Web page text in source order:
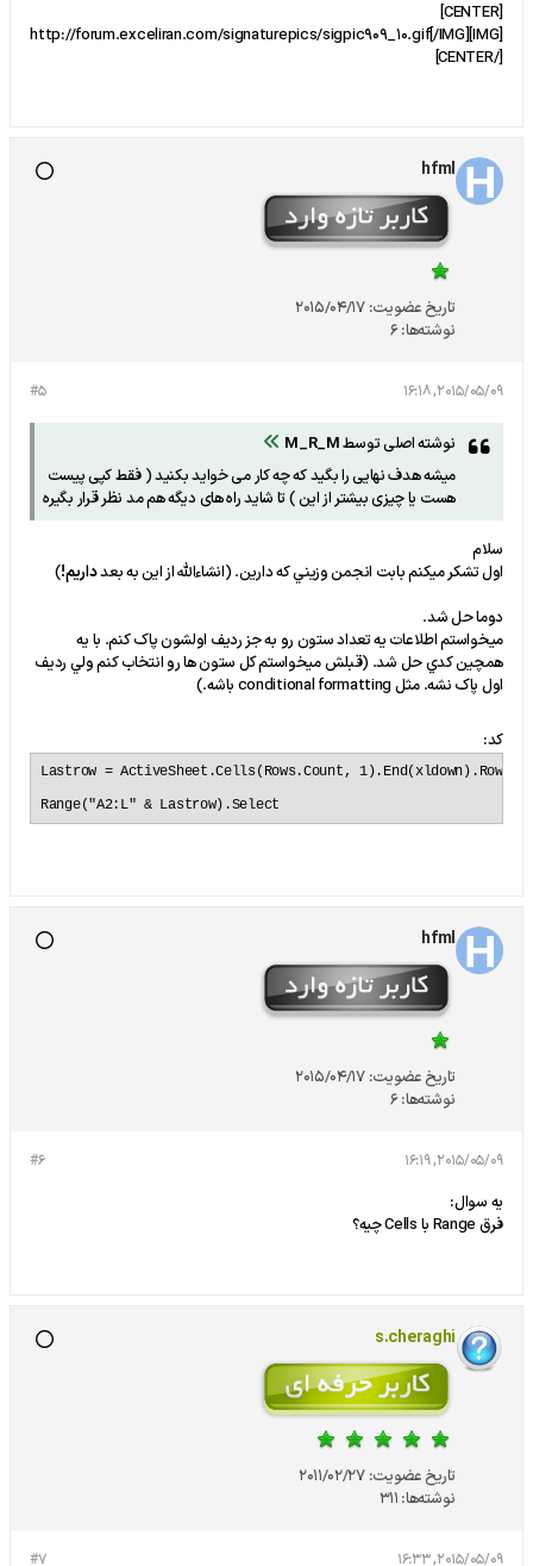
[CENTER]
[IMG]http://forum.exceliran.com/signaturepics/sigpic909_10.gif[/IMG]
[/CENTER]
hfml
تاریخ عضویت: 2015/04/17
نوشته‌ها: 6
#5 2015/05/09, 16:18
نوشته اصلی توسطM_R_M
میشه هدف نهایی را بگید که چه کار می خواید بکنید ( فقط کپی پیست
هست یا چیزی بیشتر از این ) تا شاید راه های دیگه هم مد نظر قرار بگیره
سلام
اول تشکر ميکنم بابت انجمن وزيني که دارين. (انشاءالله از اين به بعدداريم!)
دوما حل شد.
ميخواستم اطلاعات يه تعداد ستون رو به جز رديف اولشون پاک کنم. با يه
همچين کدي حل شد. (قبلش ميخواستم کل ستون ها رو انتخاب کنم ولي رديف
اول پاک نشه. مثل conditional formatting باشه.)
کد:
Lastrow = ActiveSheet.Cells(Rows.Count, 1).End(xldown).Row
Range("A2:L" & Lastrow).Select
hfml
تاریخ عضویت: 2015/04/17
نوشته‌ها: 6
#6 2015/05/09, 16:19
يه سوال:
فرق Range با Cells چيه؟
s.cheraghi
تاریخ عضویت: 2011/02/27
نوشته‌ها: 311
#7 2015/05/09, 16:33